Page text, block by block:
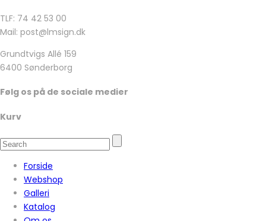
TLF: 74 42 53 00
Mail: post@lmsign.dk
Grundtvigs Allé 159
6400 Sønderborg
Følg os på de sociale medier
Kurv
Forside
Webshop
Galleri
Katalog